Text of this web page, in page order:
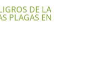
DE LA
PLAGAS EN